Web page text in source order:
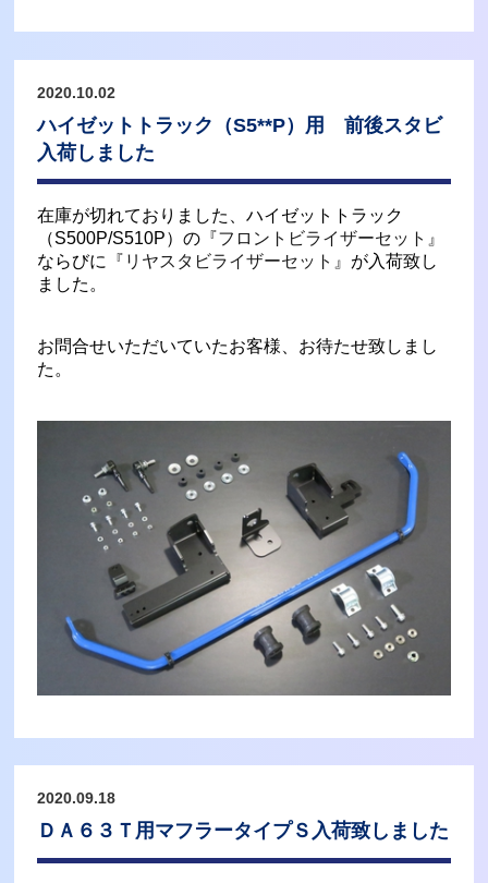
2020.10.02
ハイゼットトラック（S5**P）用 前後スタビ
入荷しました
在庫が切れておりました、ハイゼットトラック
（S500P/S510P）の 『フロントビライザーセット』
ならびに
『リヤスタビライザーセット』 が入荷致し
ました。
お問合せいただいていたお客様、お待たせ致しまし
た。
2020.09.18
ＤＡ６３Ｔ用マフラータイプＳ入荷致しました